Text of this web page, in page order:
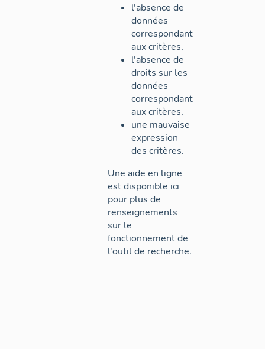
l'absence de
données
correspondant
aux critères,
l'absence de
droits sur les
données
correspondant
aux critères,
une mauvaise
expression
des critères.
Une aide en ligne
est disponible ici
pour plus de
renseignements
sur le
fonctionnement de
l'outil de recherche.